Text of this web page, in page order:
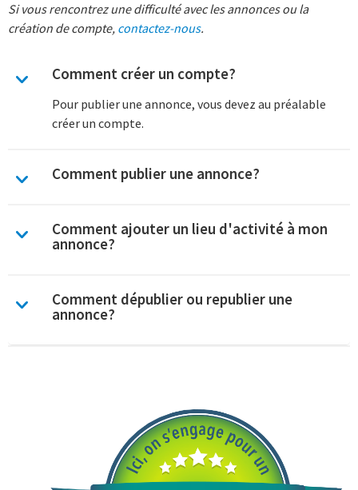
Si vous rencontrez une difficulté avec les annonces ou la
création de compte, contactez-nous.
Comment créer un compte?
Pour publier une annonce, vous devez au préalable
créer un compte.
Comment publier une annonce?
Comment ajouter un lieu d'activité à mon
annonce?
Comment dépublier ou republier une
annonce?